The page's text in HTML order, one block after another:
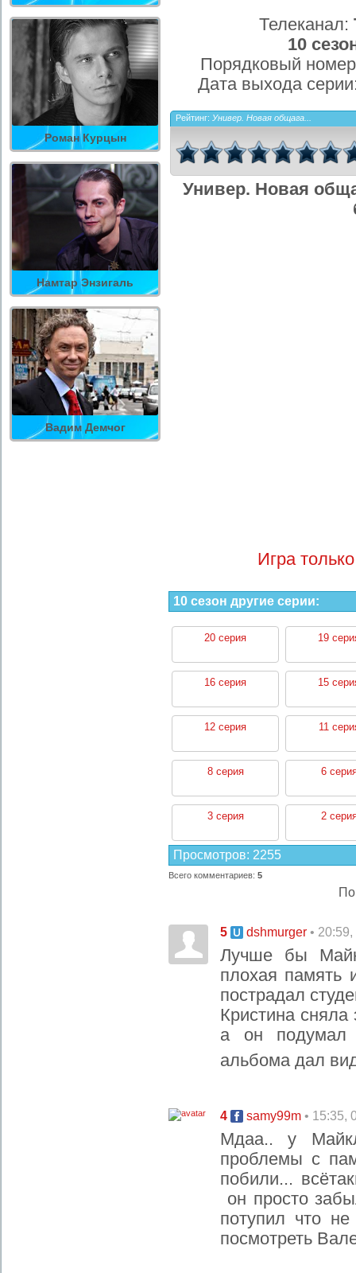
Роман Курцын
Намтар Энзигаль
Вадим Демчог
Телеканал:
10
Порядковый
Дата выхода
Рейтинг: Универ. Новая общага...
Универ. Новая
Игра
10 сезон другие серии:
20 серия 19
16 серия 15
12 серия 11
8 серия 6
3 серия 2
Просмотров: 2255
Всего комментариев: 5
5 dshmurger •
Лучше бы
плохая память
пострадал
Кристина сняла
а он подумал
альбома дал
4 samy99m • 15:35,
Мдаа.. у
проблемы с
побили...
он просто
потупил что
посмотреть